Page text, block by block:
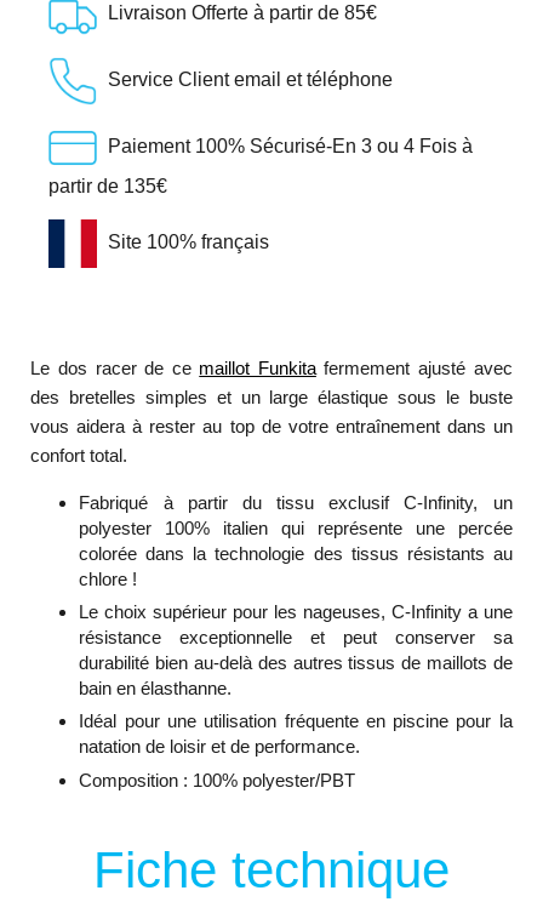
Livraison Offerte à partir de 85€
Service Client email et téléphone
Paiement 100% Sécurisé-En 3 ou 4 Fois à
partir de 135€
Site 100% français
Le dos racer de ce maillot Funkitafermement ajusté avec
des bretelles simples et un large élastique sous le buste
vous aidera à rester au top de votre entraînement dans un
confort total.
Fabriqué à partir du tissu exclusif C-Infinity, un
polyester 100% italien qui représente une percée
colorée dans la technologie des tissus résistants au
chlore !
Le choix supérieur pour les nageuses, C-Infinity a une
résistance exceptionnelle et peut conserver sa
durabilité bien au-delà des autres tissus de maillots de
bain en élasthanne.
Idéal pour une utilisation fréquente en piscine pour la
natation de loisir et de performance.
Composition : 100% polyester/PBT
Fiche technique